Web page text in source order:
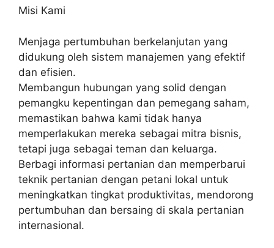
Misi Kami
Menjaga pertumbuhan berkelanjutan yang
didukung oleh sistem manajemen yang efektif
dan efisien.
Membangun hubungan yang solid dengan
pemangku kepentingan dan pemegang saham,
memastikan bahwa kami tidak hanya
memperlakukan mereka sebagai mitra bisnis,
tetapi juga sebagai teman dan keluarga.
Berbagi informasi pertanian dan memperbarui
teknik pertanian dengan petani lokal untuk
meningkatkan tingkat produktivitas, mendorong
pertumbuhan dan bersaing di skala pertanian
internasional.